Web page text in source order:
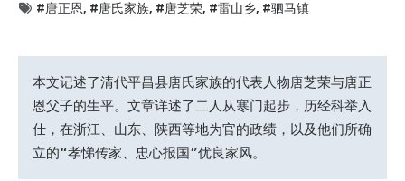
#唐正恩, #唐氏家族, #唐芝荣, #雷山乡, #驷马镇
本文记述了清代平昌县唐氏家族的代表人物唐芝荣与唐正
恩父子的生平。文章详述了二人从寒门起步，历经科举入
仕，在浙江、山东、陕西等地为官的政绩，以及他们所确
立的“孝悌传家、忠心报国”优良家风。